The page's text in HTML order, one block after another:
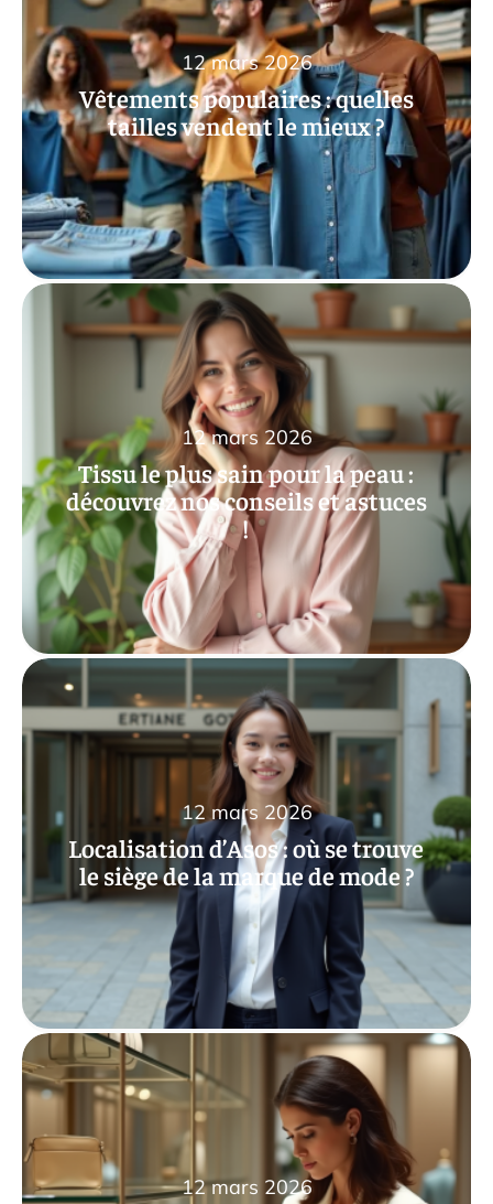
Vêtements populaires : quelles
tailles vendent le mieux ?
12 mars 2026
Tissu le plus sain pour la peau :
découvrez nos conseils et astuces
!
12 mars 2026
Localisation d’Asos : où se trouve
le siège de la marque de mode ?
12 mars 2026
12 mars 2026